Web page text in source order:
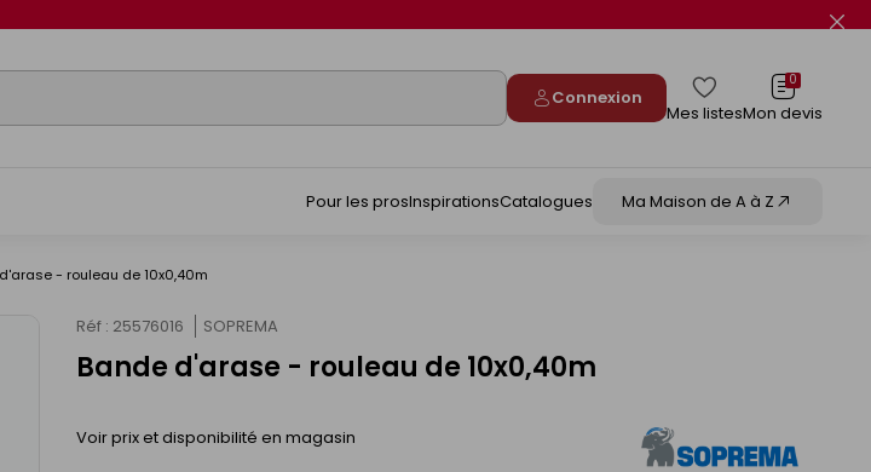
Connexion
Mes listes
0
Mon devis
Pour les prosInspirationsCatalogues Ma Maison de A à Z
- rouleau de 10x0,40m
Réf : 25576016 SOPREMA
Bande d'arase - rouleau de 10x0,40m
Voir prix et disponibilité en magasin